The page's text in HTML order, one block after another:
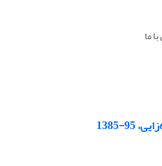
ما
1385